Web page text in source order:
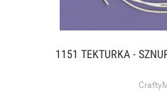
1151 TEKTURKA -